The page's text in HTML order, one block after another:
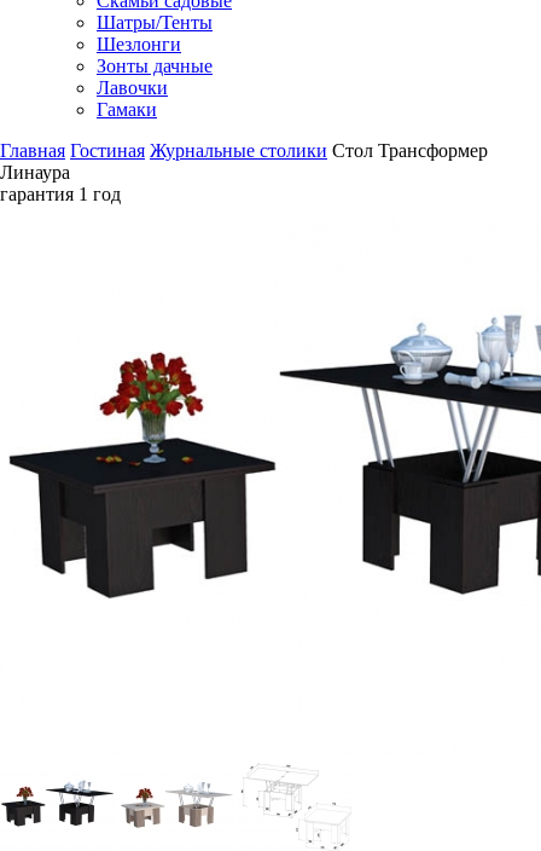
Шатры/Тенты
Шезлонги
Зонты дачные
Лавочки
Гамаки
Главная Гостиная Журнальные столики Стол Трансформер
Линаура
гарантия 1 год